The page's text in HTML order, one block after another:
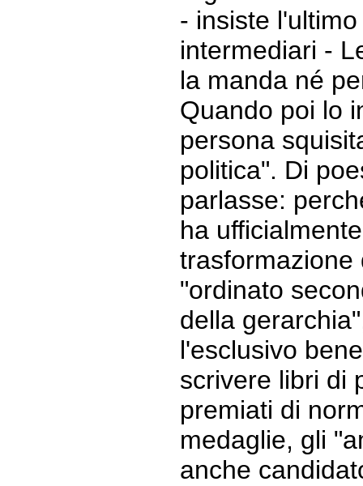
- insiste
intermediari -
la manda né
Quando poi lo
persona
politica". Di
parlasse:
ha
trasformazione
"ordinato
della
l'esclusivo
scrivere libri di
premiati di
medaglie, gli
anche